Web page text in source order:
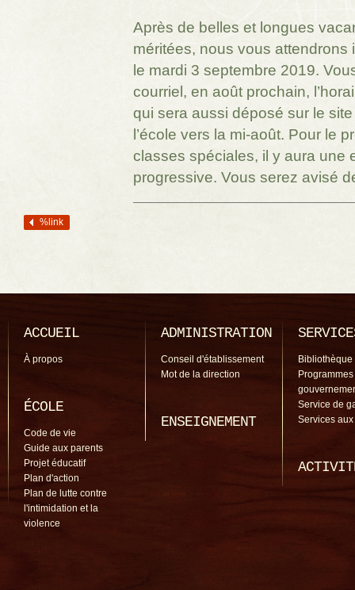
Après de belles et longues
méritées, nous vous attendrons
le mardi 3 septembre 2019.
courriel, en août prochain,
qui sera aussi déposé sur le
l’école vers la mi-août. Pour le
classes spéciales, il y aura une
progressive. Vous serez avisé
Navigation des articles
%link
ACCUEIL
À propos
ÉCOLE
Code de vie
Guide aux parents
Projet éducatif
Plan d'action
Plan de lutte contre
l'intimidation et la
violence
ADMINISTRATION
Conseil d'établissement
Mot de la direction
ENSEIGNEMENT
Bibliothèque
Programmes
Service de
Services